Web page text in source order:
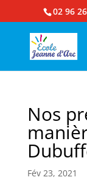
02 96
Nos
Fév 23, 2021